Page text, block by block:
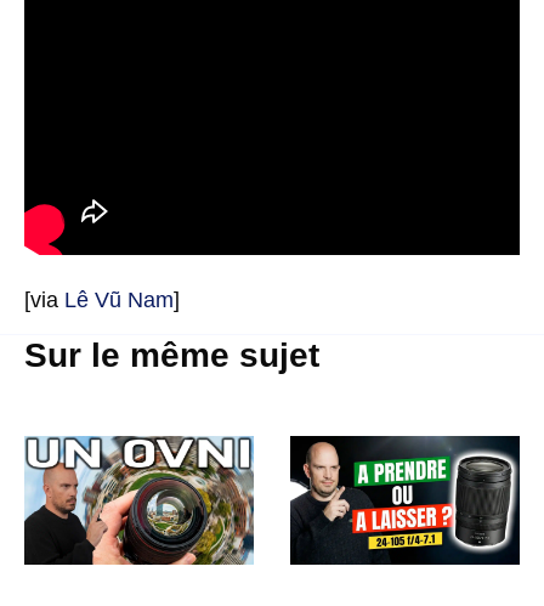
[via Lê Vũ Nam]
Sur le même sujet